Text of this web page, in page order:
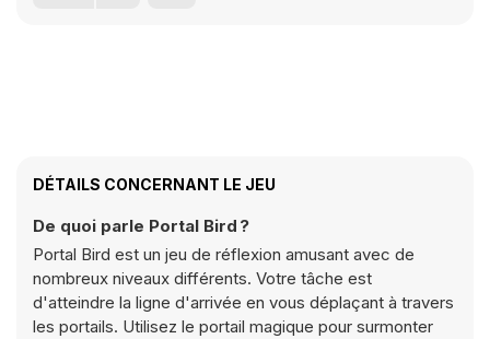
DÉTAILS CONCERNANT LE JEU
De quoi parle Portal Bird ?
Portal Bird est un jeu de réflexion amusant avec de
nombreux niveaux différents. Votre tâche est
d'atteindre la ligne d'arrivée en vous déplaçant à travers
les portails. Utilisez le portail magique pour surmonter